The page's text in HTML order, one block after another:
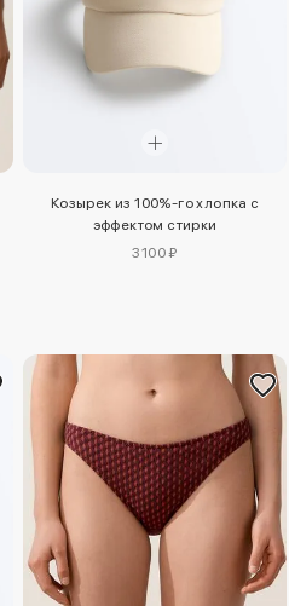
Козырек из 100%-го хлопка с
эффектом стирки
3100 ₽